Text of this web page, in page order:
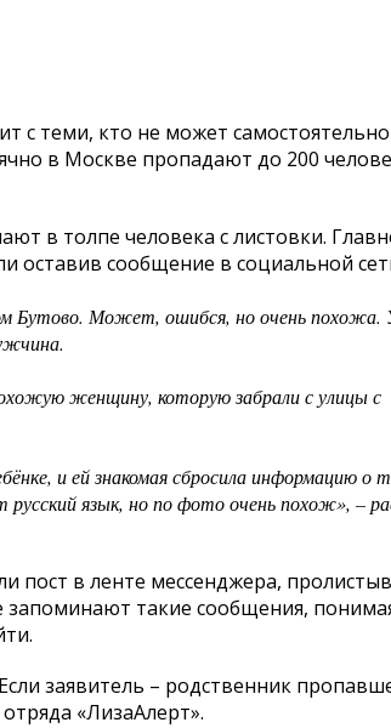
с теми, кто не может самостоятельно
в Москве пропадают до 200
в толпе человека с листовки.
оставив сообщение в социальной
Бутово. Может, ошибся, но очень похожа.
женщину, которую забрали с улицы с
и ей знакомая сбросила информацию о
русский язык, но по фото очень похож», –
пост в ленте мессенджера,
такие сообщения,
заявитель – родственник
«ЛизаАлерт».